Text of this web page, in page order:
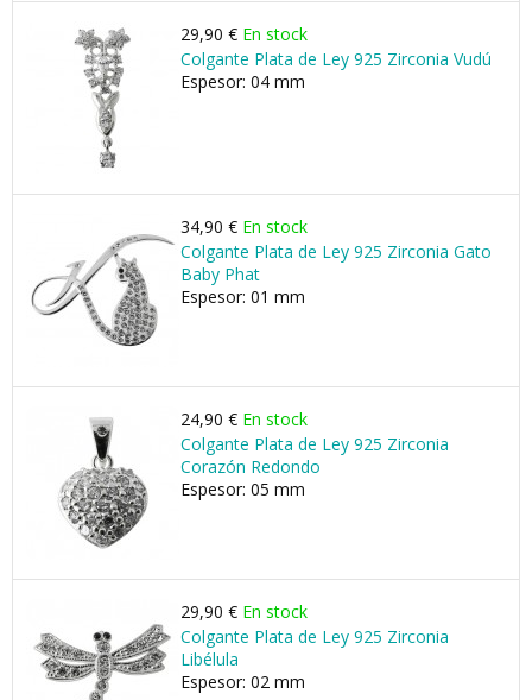
29,90 € En stock
Colgante Plata de Ley 925 Zirconia Vudú
Espesor: 04 mm
34,90 € En stock
Colgante Plata de Ley 925 Zirconia Gato
Baby Phat
Espesor: 01 mm
24,90 € En stock
Colgante Plata de Ley 925 Zirconia
Corazón Redondo
Espesor: 05 mm
29,90 € En stock
Colgante Plata de Ley 925 Zirconia
Libélula
Espesor: 02 mm